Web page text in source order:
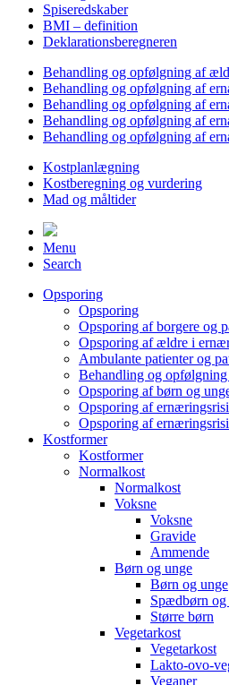
Spiseredskaber
BMI – definition
Deklarationsberegneren
Behandling og opfølgning af
Behandling og opfølgning af
Behandling og opfølgning af
Behandling og opfølgning af
Behandling og opfølgning af
Kostplanlægning
Kostberegning og vurdering
Mad og måltider
Menu
Search
Opsporing
Opsporing
Opsporing af borgere og
Opsporing af ældre i
Ambulante patienter og
Behandling og
Opsporing af børn og
Opsporing af
Opsporing af
Kostformer
Kostformer
Normalkost
Normalkost
Voksne
Voksne
Gravide
Ammende
Børn og unge
Børn og unge
Spædbørn og
Større børn
Vegetarkost
Vegetarkost
Lakto-ovo-
Veganer